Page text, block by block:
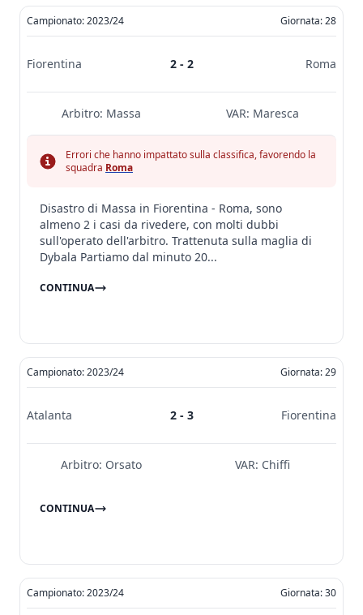
Campionato: 2023/24 Giornata: 28
Fiorentina 2 - 2 Roma
Arbitro: Massa VAR: Maresca
Errori che hanno impattato sulla classifica, favorendo la
squadra Roma
Disastro di Massa in Fiorentina - Roma, sono
almeno 2 i casi da rivedere, con molti dubbi
sull'operato dell'arbitro. Trattenuta sulla maglia di
Dybala Partiamo dal minuto 20...
CONTINUA
Campionato: 2023/24 Giornata: 29
Atalanta 2 - 3 Fiorentina
Arbitro: Orsato VAR: Chiffi
CONTINUA
Campionato: 2023/24 Giornata: 30